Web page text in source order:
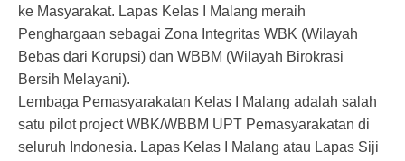
ke Masyarakat. Lapas Kelas I Malang meraih
Penghargaan sebagai Zona Integritas WBK (Wilayah
Bebas dari Korupsi) dan WBBM (Wilayah Birokrasi
Bersih Melayani).
Lembaga Pemasyarakatan Kelas I Malang adalah salah
satu pilot project WBK/WBBM UPT Pemasyarakatan di
seluruh Indonesia. Lapas Kelas I Malang atau Lapas Siji